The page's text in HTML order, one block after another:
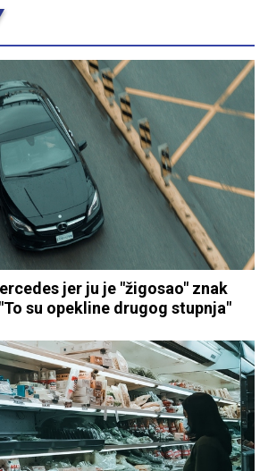
jer ju je "žigosao" znak
su opekline drugog stupnja"